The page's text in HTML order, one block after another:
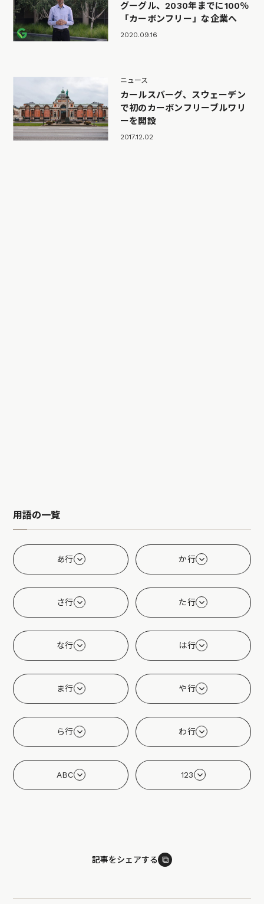
グーグル、2030年までに100％
「カーボンフリー」な企業へ
2020.09.16
ニュース
カールスバーグ、スウェーデン
で初のカーボンフリーブルワリ
ーを開設
2017.12.02
用語の一覧
あ行 か行
さ行 た行
な行 は行
ま行 や行
ら行 わ行
ABC 123
記事をシェアする ⧉